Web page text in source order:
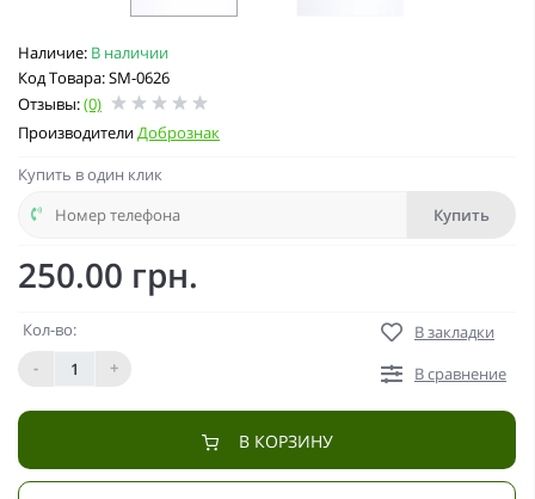
Наличие: В наличии
Код Товара: SM-0626
Отзывы:(0)
ПроизводителиДобрознак
Купить в один клик
Купить
250.00 грн.
Кол-во:
-
+
В закладки
В сравнение
В КОРЗИНУ